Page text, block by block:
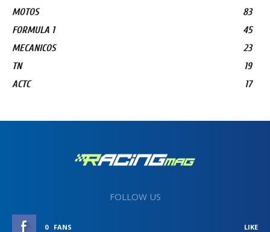
MOTOS
83
FORMULA 1
45
MECANICOS
23
TN
19
ACTC
17
FOLLOW US
0 FANS LIKE